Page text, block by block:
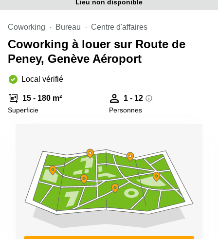
Salle
réunion
Salles
de
Genève
Salle de
réunion
Lausanne
Lausanne
Louis-
18
de l’Ile
Genève
Route
Esplanade
de Pont-
Rouge 4
Lancy
Route
Meyrin
Lieu non disponible
Coworking Bureau Centre d'affaires
Coworking à louer sur Route de
Peney, Genève Aéroport
Local vérifié
15 - 180 m²
Superficie
1 - 12
Personnes